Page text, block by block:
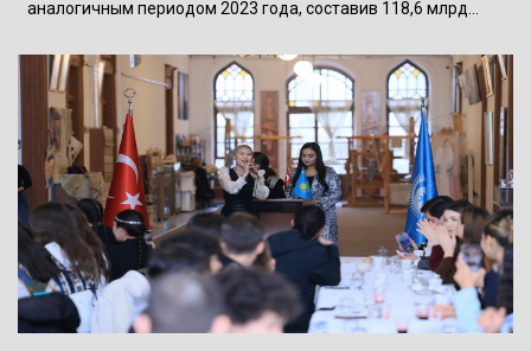
аналогичным периодом 2023 года, составив 118,6 млрд…